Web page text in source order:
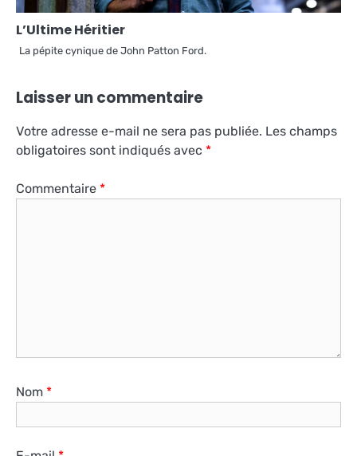
L’Ultime Héritier
La pépite cynique de John Patton Ford.
Laisser un commentaire
Votre adresse e-mail ne sera pas publiée. Les champs
obligatoires sont indiqués avec *
Commentaire *
Nom *